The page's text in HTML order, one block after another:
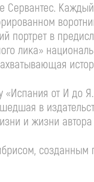
портрет в
лика»
«Испания от И до
в
и жизни